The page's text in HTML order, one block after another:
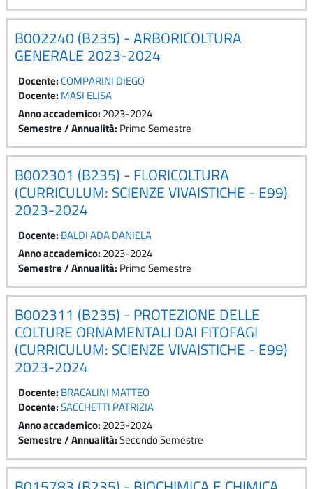
B002240 (B235) - ARBORICOLTURA
GENERALE 2023-2024
Docente:COMPARINI DIEGO
Docente: MASI ELISA
Anno accademico: 2023-2024
Semestre / Annualità: Primo Semestre
B002301 (B235) - FLORICOLTURA
(CURRICULUM: SCIENZE VIVAISTICHE - E99)
2023-2024
Docente: BALDI ADA DANIELA
Anno accademico: 2023-2024
Semestre / Annualità: Primo Semestre
B002311 (B235) - PROTEZIONE DELLE
COLTURE ORNAMENTALI DAI FITOFAGI
(CURRICULUM: SCIENZE VIVAISTICHE - E99)
2023-2024
Docente: BRACALINI MATTEO
Docente:SACCHETTI PATRIZIA
Anno accademico: 2023-2024
Semestre / Annualità:Secondo Semestre